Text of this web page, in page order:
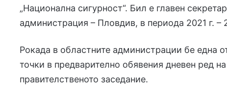
„Национална сигурност“. Бил е главен
администрация – Пловдив, в периода 2021 г. –
Рокада в областните администрации бе една
точки в предварително обявения дневен ред на
правителственото заседание.